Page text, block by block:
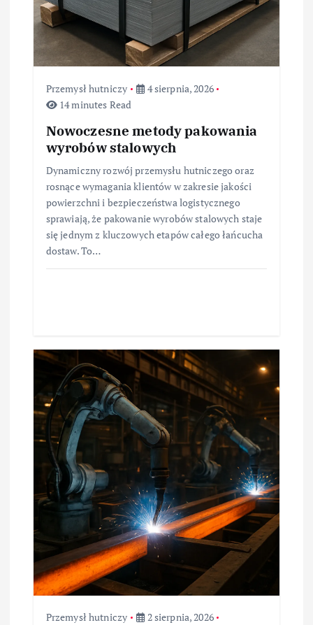
s
Przemysł hutniczy
4 sierpnia, 2026
14 minutes Read
Nowoczesne metody pakowania
wyrobów stalowych
Dynamiczny rozwój przemysłu hutniczego oraz
rosnące wymagania klientów w zakresie jakości
powierzchni i bezpieczeństwa logistycznego
sprawiają, że pakowanie wyrobów stalowych staje
się jednym z kluczowych etapów całego łańcucha
dostaw. To…
Przemysł hutniczy
2 sierpnia, 2026